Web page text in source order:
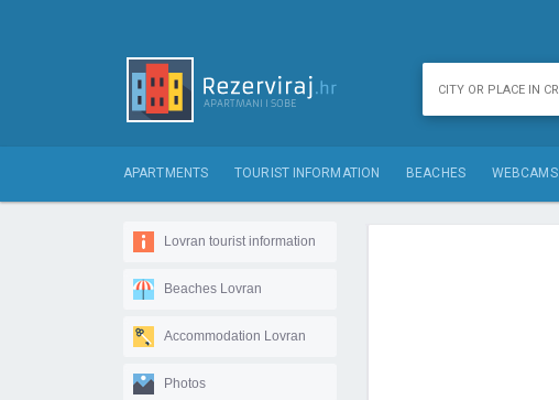
APARTMENTS TOURIST INFORMATION BEACHES WEBCAMS
Lovran tourist information
Beaches Lovran
Accommodation Lovran
Photos